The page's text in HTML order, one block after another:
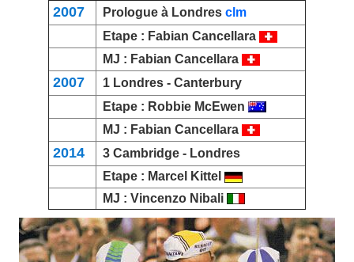
2007 Prologue à Londres clm
Etape : Fabian Cancellara
MJ : Fabian Cancellara
2007 1 Londres - Canterbury
Etape : Robbie McEwen
MJ : Fabian Cancellara
2014 3 Cambridge - Londres
Etape : Marcel Kittel
MJ : Vincenzo Nibali